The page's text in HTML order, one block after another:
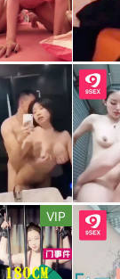
VIP